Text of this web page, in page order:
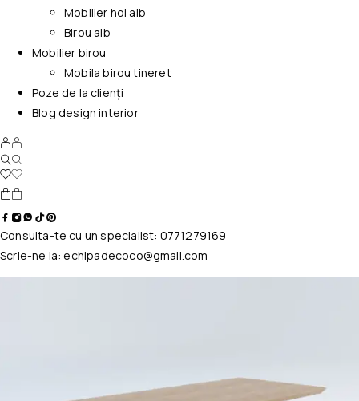
Mobilier hol alb
Birou alb
Mobilier birou
Mobila birou tineret
Poze de la clienți
Blog design interior
Consulta-te cu un specialist: 0771279169
Scrie-ne la:echipadecoco@gmail.com